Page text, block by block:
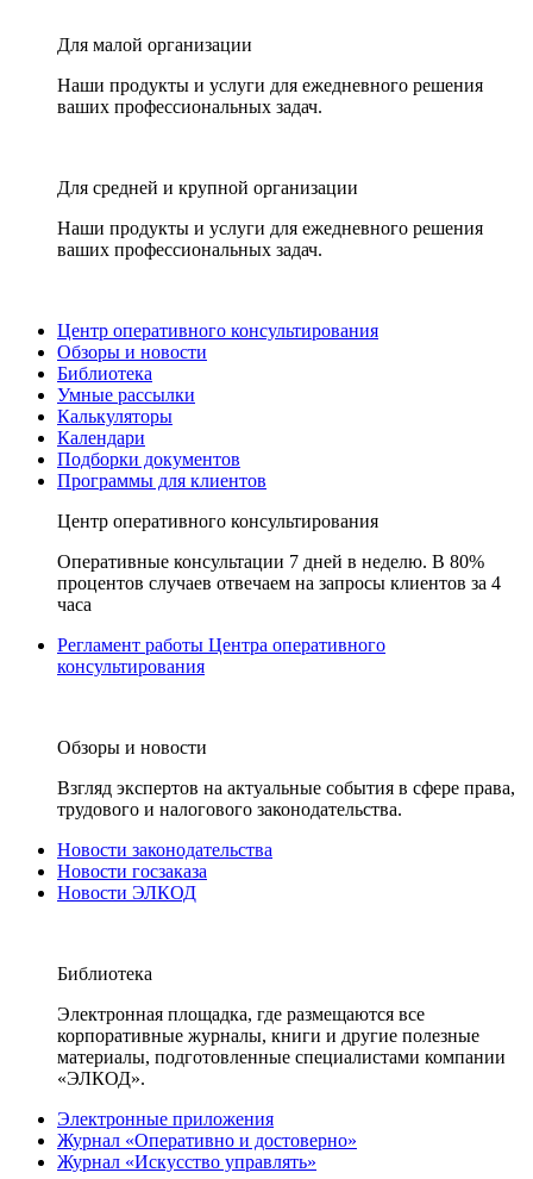
Для малой организации
Наши продукты и услуги для ежедневного решения
ваших профессиональных задач.
Для средней и крупной организации
Наши продукты и услуги для ежедневного решения
ваших профессиональных задач.
Центр оперативного консультирования
Обзоры и новости
Библиотека
Умные рассылки
Калькуляторы
Календари
Подборки документов
Программы для клиентов
Центр оперативного консультирования
Оперативные консультации 7 дней в неделю. В 80%
процентов случаев отвечаем на запросы клиентов за 4
часа
Регламент работы Центра оперативного
консультирования
Обзоры и новости
Взгляд экспертов на актуальные события в сфере права,
трудового и налогового законодательства.
Новости законодательства
Новости госзаказа
Новости ЭЛКОД
Библиотека
Электронная площадка, где размещаются все
корпоративные журналы, книги и другие полезные
материалы, подготовленные специалистами компании
«ЭЛКОД».
Электронные приложения
Журнал «Оперативно и достоверно»
Журнал «Искусство управлять»